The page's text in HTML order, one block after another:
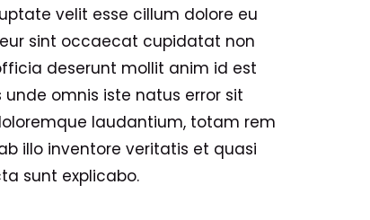
velit esse cillum dolore eu
sint occaecat cupidatat non
deserunt mollit anim id est
omnis iste natus error sit
laudantium, totam rem
illo inventore veritatis et quasi
sunt explicabo.